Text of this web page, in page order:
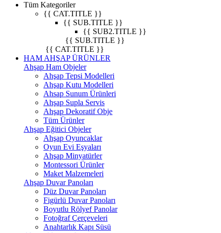
Tüm Kategoriler
{{ CAT.TITLE }}
{{ SUB.TITLE }}
{{ SUB2.TITLE }}
{{ SUB.TITLE }}
{{ CAT.TITLE }}
HAM AHŞAP ÜRÜNLER
Ahşap Ham Objeler
Ahşap Tepsi Modelleri
Ahşap Kutu Modelleri
Ahsap Sunum Ürünleri
Ahşap Supla Servis
Ahşap Dekoratif Obje
Tüm Ürünler
Ahşap Eğitici Objeler
Ahşap Oyuncaklar
Oyun Evi Eşyaları
Ahşap Minyatürler
Montessori Ürünler
Maket Malzemeleri
Ahşap Duvar Panoları
Düz Duvar Panoları
Figürlü Duvar Panoları
Boyutlu Rölyef Panolar
Fotoğraf Çerçeveleri
Anahtarlık Kapı Süsü